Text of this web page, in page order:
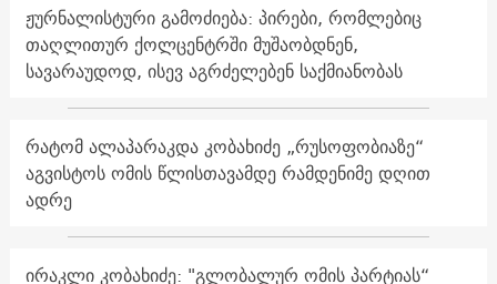
ჟურნალისტური გამოძიება: პირები, რომლებიც
თაღლითურ ქოლცენტრში მუშაობდნენ,
სავარაუდოდ, ისევ აგრძელებენ საქმიანობას
რატომ ალაპარაკდა კობახიძე „რუსოფობიაზე“
აგვისტოს ომის წლისთავამდე რამდენიმე დღით
ადრე
ირაკლი კობახიძე: "გლობალურ ომის პარტიას“